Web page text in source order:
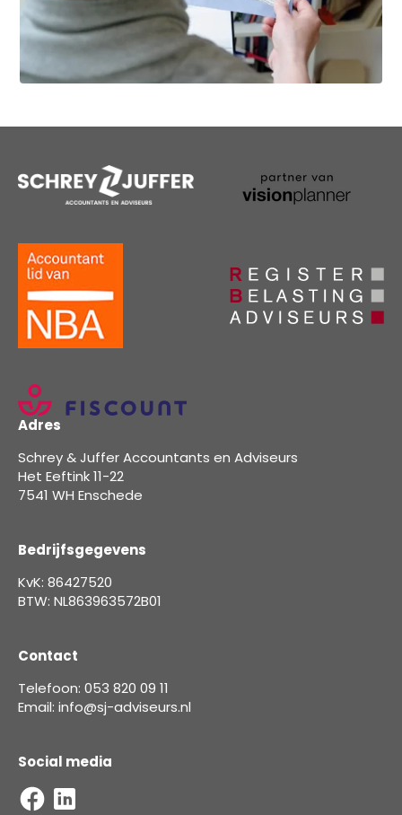
Adres
Schrey & Juffer Accountants en Adviseurs
Het Eeftink 11-22
7541 WH Enschede
Bedrijfsgegevens
KvK: 86427520
BTW: NL863963572B01
Contact
Telefoon: 053 820 09 11
Email: info@sj-adviseurs.nl
Social media